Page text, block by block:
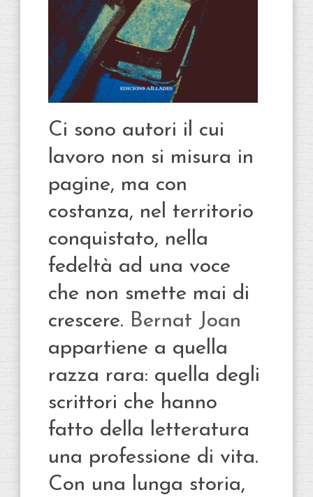
Ci sono autori il cui
lavoro non si misura in
pagine, ma con
costanza, nel territorio
conquistato, nella
fedeltà ad una voce
che non smette mai di
crescere. Bernat Joan
appartiene a quella
razza rara: quella degli
scrittori che hanno
fatto della letteratura
una professione di vita.
Con una lunga storia,